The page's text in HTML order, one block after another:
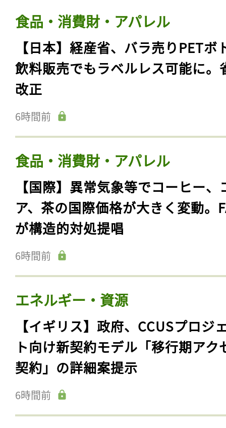
食品・消費財・アパレル
【日本】経産省、バラ売りPETボ
飲料販売でもラベルレス可能に。
改正
6時間前
食品・消費財・アパレル
【国際】異常気象等でコーヒー、
ア、茶の国際価格が大きく変動。
が構造的対処提唱
6時間前
エネルギー・資源
【イギリス】政府、CCUSプロジ
ト向け新契約モデル「移行期アク
契約」の詳細案提示
6時間前